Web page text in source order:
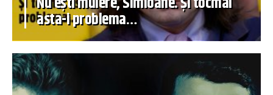
asta-i problema…